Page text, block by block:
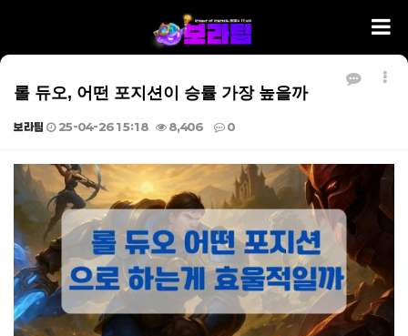
롤 듀오, 어떤 포지션이 승률 가장 높을까
보라팀 25-04-26 15:18 8,406 0
본문